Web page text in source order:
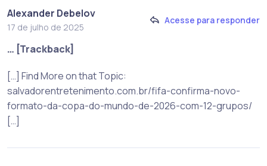
Alexander Debelov
17 de julho de 2025
Acesse para responder
… [Trackback]
[…] Find More on that Topic:
salvadorentretenimento.com.br/fifa-confirma-novo-
formato-da-copa-do-mundo-de-2026-com-12-grupos/
[…]